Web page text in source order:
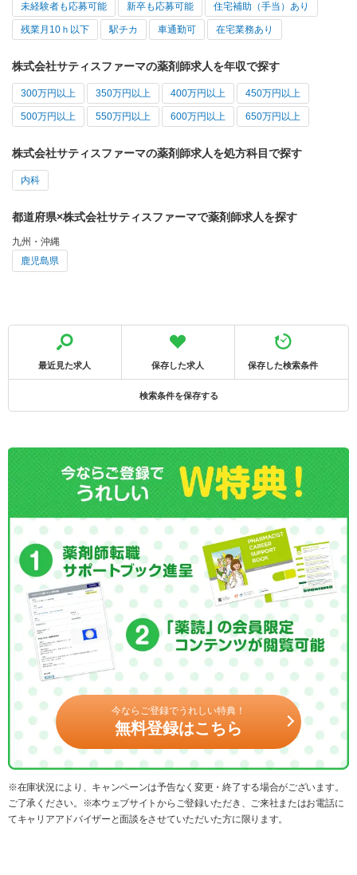
未経験者も応募可能 新卒も応募可能 住宅補助（手当）あり
残業月10ｈ以下 駅チカ 車通勤可 在宅業務あり
株式会社サティスファーマの薬剤師求人を年収で探す
300万円以上 350万円以上 400万円以上 450万円以上
500万円以上 550万円以上 600万円以上 650万円以上
株式会社サティスファーマの薬剤師求人を処方科目で探す
内科
都道府県×株式会社サティスファーマで薬剤師求人を探す
九州・沖縄
鹿児島県
最近見た求人 保存した求人 保存した検索条件
検索条件を保存する
今ならご登録でうれしい特典！
無料登録はこちら
※在庫状況により、キャンペーンは予告なく変更・終了する場合がございます。
ご了承ください。※本ウェブサイトからご登録いただき、ご来社またはお電話に
てキャリアアドバイザーと面談をさせていただいた方に限ります。